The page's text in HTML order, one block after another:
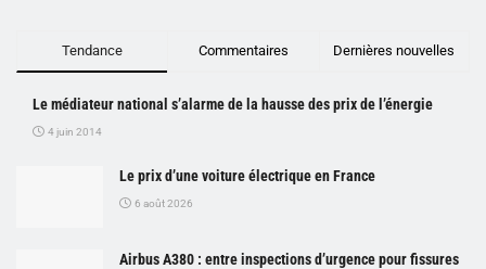
Tendance Commentaires Dernières nouvelles
Le médiateur national s’alarme de la hausse des prix de l’énergie
4 juin 2014
Le prix d’une voiture électrique en France
6 août 2026
Airbus A380 : entre inspections d’urgence pour fissures